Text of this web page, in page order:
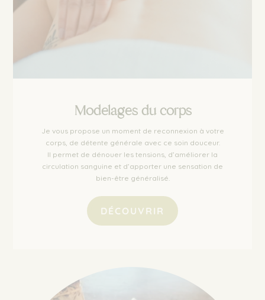
Modelages du corps
Je vous propose un moment de reconnexion à votre
corps, de détente générale avec ce soin douceur.
Il permet de dénouer les tensions, d’améliorer la
circulation sanguine et d’apporter une sensation de
bien-être généralisé.
DÉCOUVRIR